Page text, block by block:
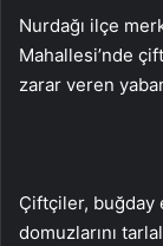
Nurdağı ilçe
Mahallesi’nde
zarar veren
Çiftçiler, buğday
domuzlarını